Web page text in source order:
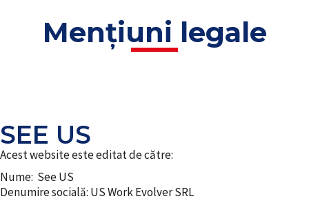
Mențiuni legale
SEE US
Acest website este editat de către:
Nume: See US
Denumire socială: US Work Evolver SRL